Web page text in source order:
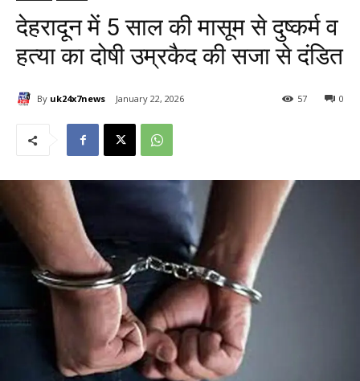
देहरादून में 5 साल की मासूम से दुष्कर्म व
हत्या का दोषी उम्रकैद की सजा से दंडित
By uk24x7news January 22, 2026 0
57